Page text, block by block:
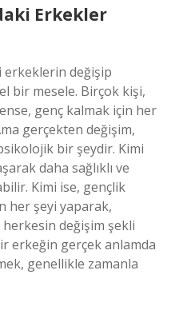
Erkekler
erkeklerin değişip
bir mesele. Birçok kişi,
genç kalmak için her
gerçekten değişim,
bir şeydir. Kimi
daha sağlıklı ve
Kimi ise, gençlik
her şeyi yaparak,
değişim şekli
erkeğin gerçek anlamda
genellikle zamanla